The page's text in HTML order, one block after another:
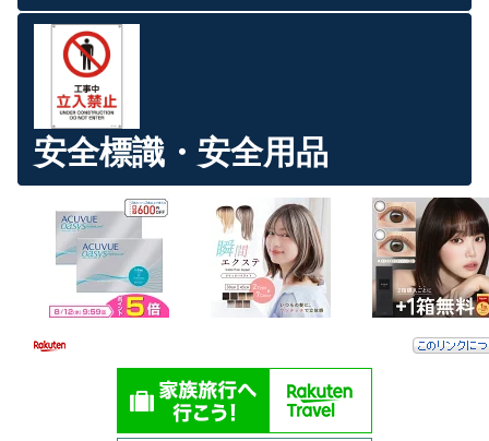
安全標識・安全用品